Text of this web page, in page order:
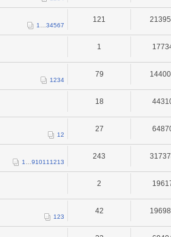
1 34567
121
1
1234
79
18
12
27
1 91011 1213
243
2
123
42